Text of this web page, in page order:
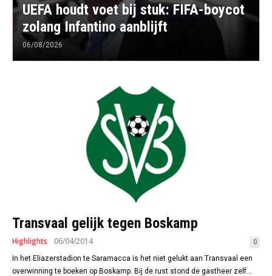
UEFA houdt voet bij stuk: FIFA-boycot
zolang Infantino aanblijft
06/08/2026
Transvaal gelijk tegen Boskamp
Highlights 06/04/2014 0
In het Eliazerstadion te Saramacca is het niet gelukt aan Transvaal een
overwinning te boeken op Boskamp. Bij de rust stond de gastheer zelf...